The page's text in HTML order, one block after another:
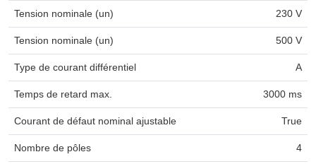
Tension nominale (un) 230 V
Tension nominale (un) 500 V
Type de courant différentiel A
Temps de retard max. 3000 ms
Courant de défaut nominal ajustable True
Nombre de pôles 4